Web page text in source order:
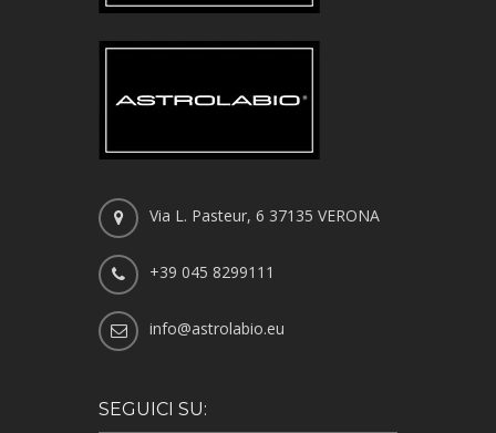
Via L. Pasteur, 6 37135 VERONA
+39 045 8299111
info@astrolabio.eu
SEGUICI SU: